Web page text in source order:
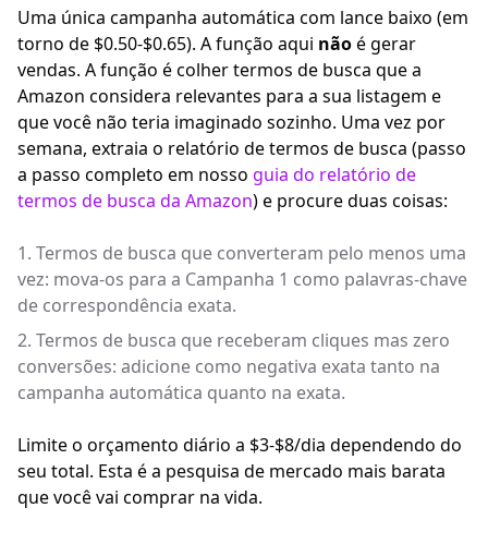
Uma única campanha automática com lance baixo (em
torno de $0.50-$0.65). A função aqui nãoé gerar
vendas. A função é colher termos de busca que a
Amazon considera relevantes para a sua listagem e
que você não teria imaginado sozinho. Uma vez por
semana, extraia o relatório de termos de busca (passo
a passo completo em nosso guia do relatório de
termos de busca da Amazon) e procure duas coisas:
Termos de busca que converteram pelo menos uma
vez: mova-os para a Campanha 1 como palavras-chave
de correspondência exata.
Termos de busca que receberam cliques mas zero
conversões: adicione como negativa exata tanto na
campanha automática quanto na exata.
Limite o orçamento diário a $3-$8/dia dependendo do
seu total. Esta é a pesquisa de mercado mais barata
que você vai comprar na vida.